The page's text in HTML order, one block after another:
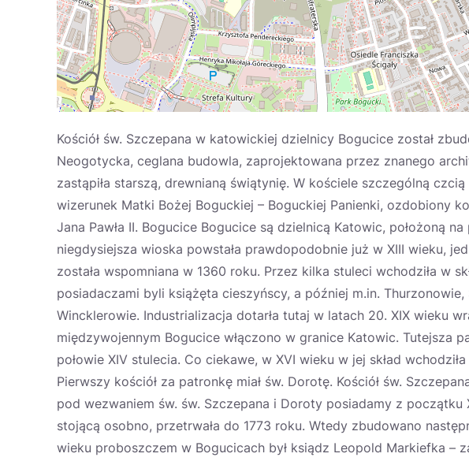
Kościół św. Szczepana w katowickiej dzielnicy Bogucice został
Neogotycka, ceglana budowla, zaprojektowana przez znanego
zastąpiła starszą, drewnianą świątynię. W kościele szczególną
wizerunek Matki Bożej Boguckiej – Boguckiej Panienki, ozdobiony
Jana Pawła II. Bogucice Bogucice są dzielnicą Katowic, położoną
niegdysiejsza wioska powstała prawdopodobnie już w XIII wieku,
została wspomniana w 1360 roku. Przez kilka stuleci wchodziła w
posiadaczami byli książęta cieszyńscy, a później m.in.
Wincklerowie. Industrializacja dotarła tutaj w latach 20. XIX wieku
międzywojennym Bogucice włączono w granice Katowic. Tutejsza
połowie XIV stulecia. Co ciekawe, w XVI wieku w jej skład
Pierwszy kościół za patronkę miał św. Dorotę. Kościół św.
pod wezwaniem św. św. Szczepana i Doroty posiadamy z początku
stojącą osobno, przetrwała do 1773 roku. Wtedy zbudowano
wieku proboszczem w Bogucicach był ksiądz Leopold Markiefka –